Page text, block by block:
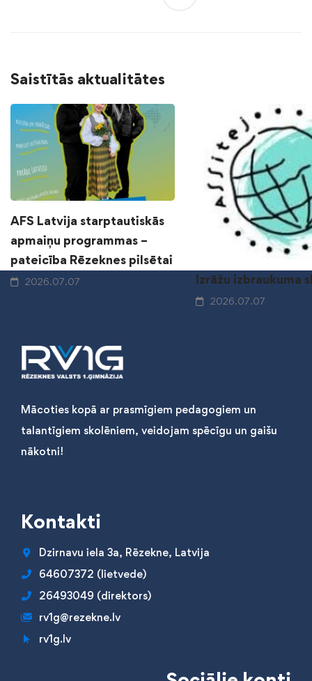
Saistītās aktualitātes
AFS Latvija starptautiskās
apmaiņu programmas –
pateicība Rēzeknes pilsētai
2026.07.07 Izrāžu izbraukuma
2026.07.07
Mācoties kopā ar prasmīgiem pedagogiem un
talantīgiem skolēniem, veidojam spēcīgu un gaišu
nākotni!
Kontakti
Dzirnavu iela 3a, Rēzekne, Latvija
64607372 (lietvede)
26493049 (direktors)
rv1g@rezekne.lv
rv1g.lv